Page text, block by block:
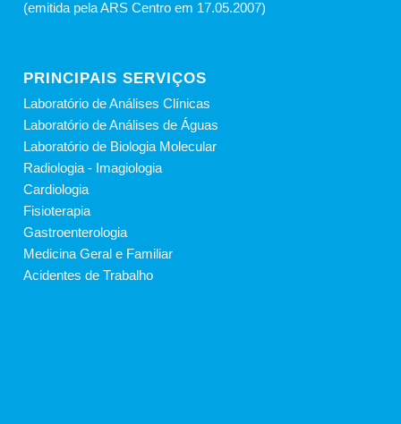
(emitida pela ARS Centro em 17.05.2007)
PRINCIPAIS SERVIÇOS
Laboratório de Análises Clínicas
Laboratório de Análises de Águas
Laboratório de Biologia Molecular
Radiologia - Imagiologia
Cardiologia
Fisioterapia
Gastroenterologia
Medicina Geral e Familiar
Acidentes de Trabalho